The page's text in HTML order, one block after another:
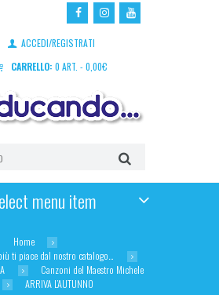
ACCEDI/REGISTRATI
CARRELLO: 0 ART. - 0,00€
menu item
Home
ti piace dal nostro catalogo…
Canzoni del Maestro Michele
ARRIVA L’AUTUNNO